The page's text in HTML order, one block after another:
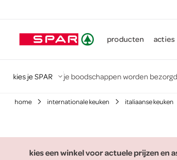
producten acties
kies je SPAR je boodschappen worden
home internationale keuken italiaanse keuken
kies een winkel voor actuele prijzen en